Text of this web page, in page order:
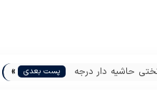
حاشیه دار درجه
پست بعدی »